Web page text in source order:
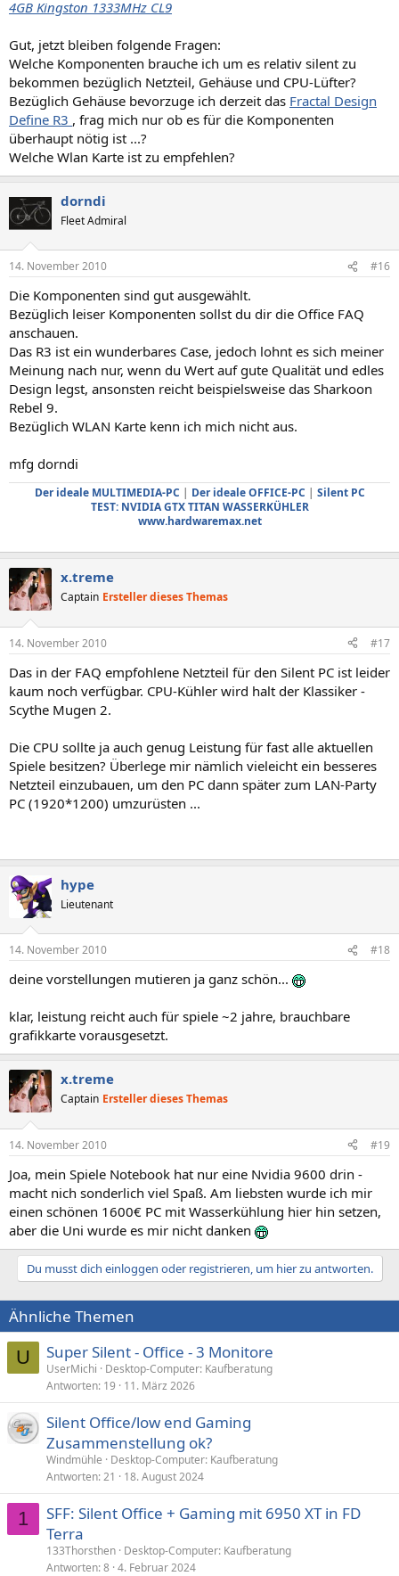
4GB Kingston 1333MHz CL9
Gut, jetzt bleiben folgende Fragen:
Welche Komponenten brauche ich um es relativ silent zu
bekommen bezüglich Netzteil, Gehäuse und CPU-Lüfter?
Bezüglich Gehäuse bevorzuge ich derzeit das Fractal Design
Define R3 , frag mich nur ob es für die Komponenten
überhaupt nötig ist ...?
Welche Wlan Karte ist zu empfehlen?
dorndi
Fleet Admiral
14. November 2010 #16
Die Komponenten sind gut ausgewählt.
Bezüglich leiser Komponenten sollst du dir die Office FAQ
anschauen.
Das R3 ist ein wunderbares Case, jedoch lohnt es sich meiner
Meinung nach nur, wenn du Wert auf gute Qualität und edles
Design legst, ansonsten reicht beispielsweise das Sharkoon
Rebel 9.
Bezüglich WLAN Karte kenn ich mich nicht aus.
mfg dorndi
Der ideale MULTIMEDIA-PC | Der ideale OFFICE-PC | Silent PC
TEST: NVIDIA GTX TITAN WASSERKÜHLER
www.hardwaremax.net
x.treme
Captain Ersteller dieses Themas
14. November 2010 #17
Das in der FAQ empfohlene Netzteil für den Silent PC ist leider
kaum noch verfügbar. CPU-Kühler wird halt der Klassiker -
Scythe Mugen 2.
Die CPU sollte ja auch genug Leistung für fast alle aktuellen
Spiele besitzen? Überlege mir nämlich vieleicht ein besseres
Netzteil einzubauen, um den PC dann später zum LAN-Party
PC (1920*1200) umzurüsten ...
hype
Lieutenant
14. November 2010 #18
deine vorstellungen mutieren ja ganz schön...
klar, leistung reicht auch für spiele ~2 jahre, brauchbare
grafikkarte vorausgesetzt.
x.treme
Captain Ersteller dieses Themas
14. November 2010 #19
Joa, mein Spiele Notebook hat nur eine Nvidia 9600 drin -
macht nich sonderlich viel Spaß. Am liebsten wurde ich mir
einen schönen 1600€ PC mit Wasserkühlung hier hin setzen,
aber die Uni wurde es mir nicht danken
Du musst dich einloggen oder registrieren, um hier zu antworten.
Ähnliche Themen
U Super Silent - Office - 3 Monitore
UserMichi
Desktop-Computer: Kaufberatung
Antworten 19 11. März 2026
Silent Office/low end Gaming
Zusammenstellung ok?
Windmühle
Desktop-Computer: Kaufberatung
Antworten 21 18. August 2024
1
SFF: Silent Office + Gaming mit 6950 XT in FD
Terra
133Thorsthen Desktop-Computer: Kaufberatung
Antworten 8 4. Februar 2024